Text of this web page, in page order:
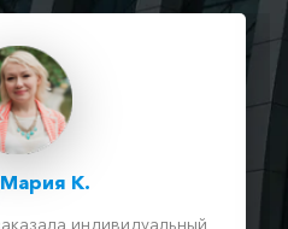
Мария К.
индивидуальный